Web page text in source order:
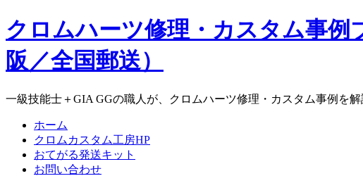
クロムハーツ修理・カスタム事
阪／全国郵送）
一級技能士＋GIA GGの職人が、クロムハーツ修理・カスタム事例を
ホーム
クロムカスタム工房HP
おてがる発送キット
お問い合わせ